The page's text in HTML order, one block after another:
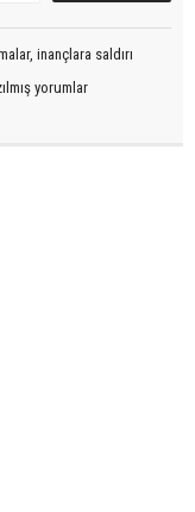
inançlara saldırı
yorumlar